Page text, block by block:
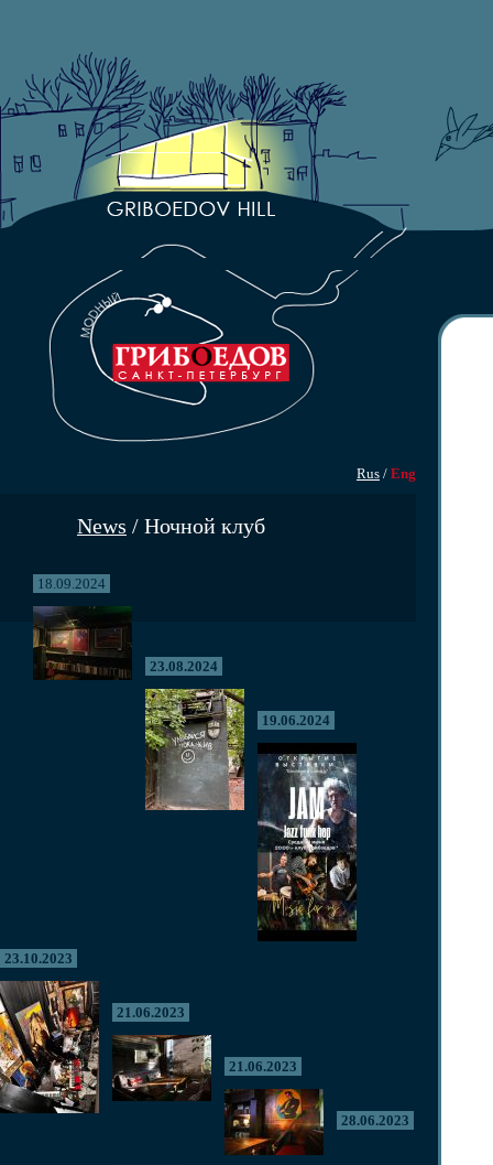
Rus / Eng
News / Ночной клуб
18.09.2024
23.08.2024
19.06.2024
23.10.2023
21.06.2023
21.06.2023
28.06.2023